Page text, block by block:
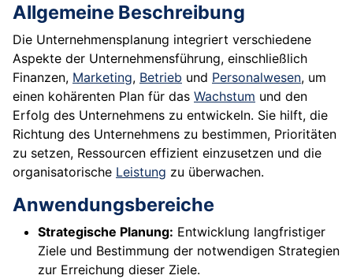
Allgemeine Beschreibung
Die Unternehmensplanung integriert verschiedene
Aspekte der Unternehmensführung, einschließlich
Finanzen, Marketing, Betrieb und Personalwesen, um
einen kohärenten Plan für das Wachstum und den
Erfolg des Unternehmens zu entwickeln. Sie hilft, die
Richtung des Unternehmens zu bestimmen, Prioritäten
zu setzen, Ressourcen effizient einzusetzen und die
organisatorische Leistung zu überwachen.
Anwendungsbereiche
Strategische Planung: Entwicklung langfristiger
Ziele und Bestimmung der notwendigen Strategien
zur Erreichung dieser Ziele.